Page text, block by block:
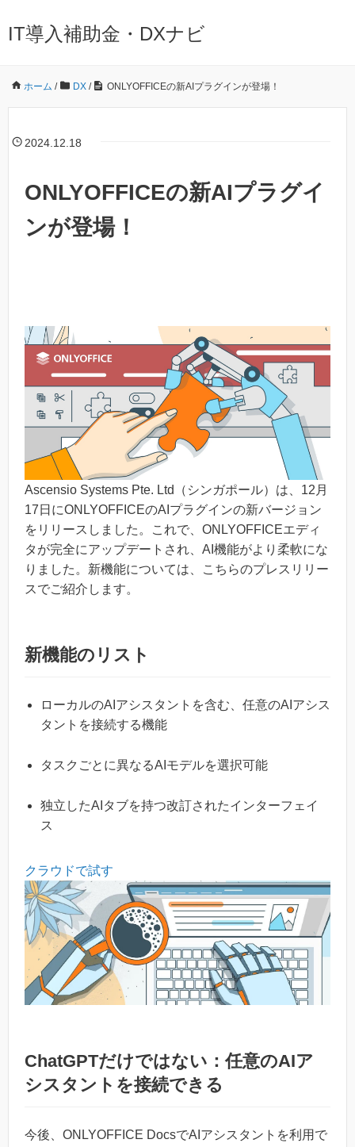
IT導入補助金・DXナビ
ホーム / DX / ONLYOFFICEの新AIプラグインが登場！
2024.12.18
ONLYOFFICEの新AIプラグイ
ンが登場！
Ascensio Systems Pte. Ltd（シンガポール）は、12月
17日にONLYOFFICEのAIプラグインの新バージョン
をリリースしました。これで、ONLYOFFICEエディ
タが完全にアップデートされ、AI機能がより柔軟にな
りました。新機能については、こちらのプレスリリー
スでご紹介します。
新機能のリスト
ローカルのAIアシスタントを含む、任意のAIアシス
タントを接続する機能
タスクごとに異なるAIモデルを選択可能
独立したAIタブを持つ改訂されたインターフェイ
ス
クラウドで試す
ChatGPTだけではない：任意のAIア
シスタントを接続できる
今後、ONLYOFFICE DocsでAIアシスタントを利用で